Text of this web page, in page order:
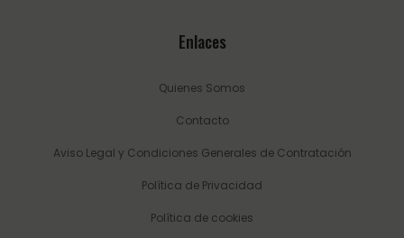
Enlaces
Quienes Somos
Contacto
Aviso Legal y Condiciones Generales de Contratación
Política de Privacidad
Política de cookies